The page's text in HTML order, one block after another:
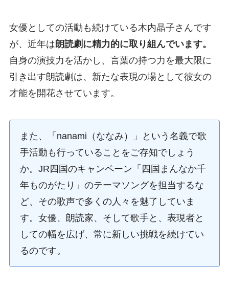
女優としての活動も続けている木内晶子さんです
が、近年は朗読劇に精力的に取り組んでいます。
自身の演技力を活かし、言葉の持つ力を最大限に
引き出す朗読劇は、新たな表現の場として彼女の
才能を開花させています。
また、「nanami（ななみ）」という名義で歌
手活動も行っていることをご存知でしょう
か。JR四国のキャンペーン「四国まんなか千
年ものがたり」のテーマソングを担当するな
ど、その歌声で多くの人々を魅了していま
す。女優、朗読家、そして歌手と、表現者と
しての幅を広げ、常に新しい挑戦を続けてい
るのです。